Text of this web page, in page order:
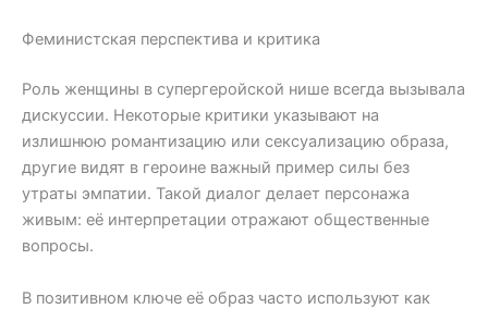
Феминистская перспектива и критика
Роль женщины в супергеройской нише всегда вызывала
дискуссии. Некоторые критики указывают на
излишнюю романтизацию или сексуализацию образа,
другие видят в героине важный пример силы без
утраты эмпатии. Такой диалог делает персонажа
живым: её интерпретации отражают общественные
вопросы.
В позитивном ключе её образ часто используют как